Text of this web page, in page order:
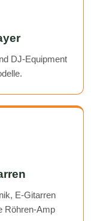
DJ-Equipment
E-Gitarren
Röhren-Amp